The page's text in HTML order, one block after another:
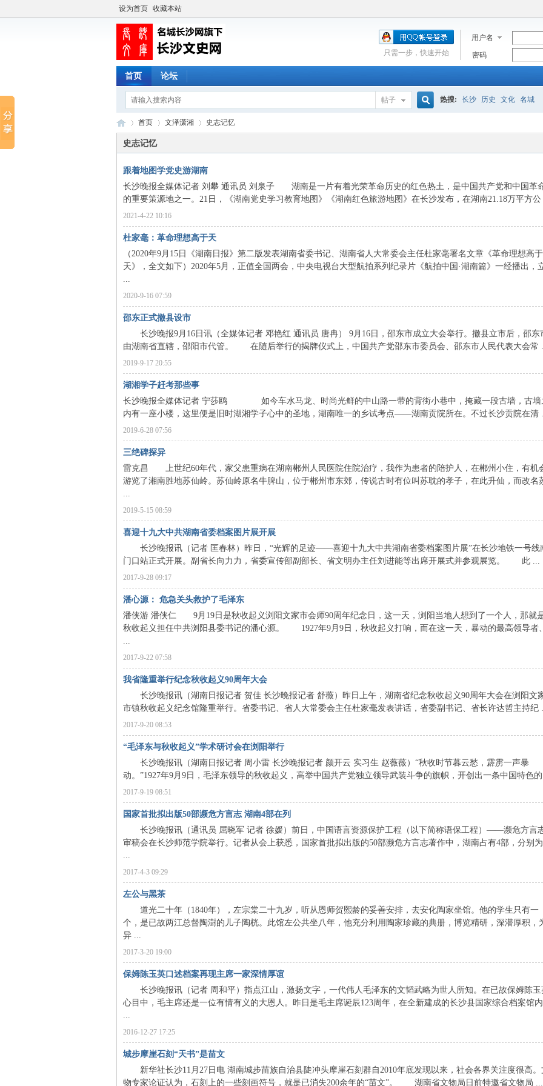
设为首页 收藏本站
用户名
密码
只需一步，快速开始
首页 论坛
帖子 热搜: 长沙 历史 文化 名城
长
沙
›
首页
›
文泽潇湘
›
史志记忆
史志记忆
跟着地图学党史游湖南
长沙晚报全媒体记者 刘攀 通讯员 刘泉子 湖南是一片有着光荣革命历史的红色热土，是中国共产党和中国革
的重要策源地之一。21日，《湖南党史学习教育地图》《湖南红色旅游地图》在长沙发布，在湖南21.18万平方公
2021-4-22 10:16
杜家毫：革命理想高于天
（2020年9月15日《湖南日报》第二版发表湖南省委书记、湖南省人大常委会主任杜家毫署名文章《革命理想高于
天》，全文如下）2020年5月，正值全国两会，中央电视台大型航拍系列纪录片《航拍中国·湖南篇》一经播出，
...
2020-9-16 07:59
邵东正式撤县设市
长沙晚报9月16日讯（全媒体记者 邓艳红 通讯员 唐冉） 9月16日，邵东市成立大会举行。撤县立市后，邵东
由湖南省直辖，邵阳市代管。 在随后举行的揭牌仪式上，中国共产党邵东市委员会、邵东市人民代表大会常
2019-9-17 20:55
湖湘学子赶考那些事
长沙晚报全媒体记者 宁莎鸥 如今车水马龙、时尚光鲜的中山路一带的背街小巷中，掩藏一段古墙，古墙
内有一座小楼，这里便是旧时湖湘学子心中的圣地，湖南唯一的乡试考点——湖南贡院所在。不过长沙贡院在清
2019-6-28 07:56
三绝碑探异
雷克昌 上世纪60年代，家父患重病在湖南郴州人民医院住院治疗，我作为患者的陪护人，在郴州小住，有机
游览了湘南胜地苏仙岭。苏仙岭原名牛脾山，位于郴州市东郊，传说古时有位叫苏耽的孝子，在此升仙，而改名
...
2019-5-15 08:59
喜迎十九大中共湖南省委档案图片展开展
长沙晚报讯（记者 匡春林）昨日，“光辉的足迹——喜迎十九大中共湖南省委档案图片展”在长沙地铁一号线
门口站正式开展。副省长向力力，省委宣传部副部长、省文明办主任刘进能等出席开展式并参观展览。 此 ...
2017-9-28 09:17
潘心源： 危急关头救护了毛泽东
潘侠游 潘侠仁 9月19日是秋收起义浏阳文家市会师90周年纪念日，这一天，浏阳当地人想到了一个人，那就
秋收起义担任中共浏阳县委书记的潘心源。 1927年9月9日，秋收起义打响，而在这一天，暴动的最高领导者、
...
2017-9-22 07:58
我省隆重举行纪念秋收起义90周年大会
长沙晚报讯（湖南日报记者 贺佳 长沙晚报记者 舒薇）昨日上午，湖南省纪念秋收起义90周年大会在浏阳文
市镇秋收起义纪念馆隆重举行。省委书记、省人大常委会主任杜家毫发表讲话，省委副书记、省长许达哲主持纪
2017-9-20 08:53
“毛泽东与秋收起义”学术研讨会在浏阳举行
长沙晚报讯（湖南日报记者 周小雷 长沙晚报记者 颜开云 实习生 赵薇薇）“秋收时节暮云愁，霹雳一声暴
动。”1927年9月9日，毛泽东领导的秋收起义，高举中国共产党独立领导武装斗争的旗帜，开创出一条中国特色
2017-9-19 08:51
国家首批拟出版50部濒危方言志 湖南4部在列
长沙晚报讯（通讯员 屈晓军 记者 徐媛）前日，中国语言资源保护工程（以下简称语保工程）——濒危方言
审稿会在长沙师范学院举行。记者从会上获悉，国家首批拟出版的50部濒危方言志著作中，湖南占有4部，分别为
...
2017-4-3 09:29
左公与黑茶
道光二十年（1840年），左宗棠二十九岁，听从恩师贺熙龄的妥善安排，去安化陶家坐馆。他的学生只有一
个，是已故两江总督陶澍的儿子陶桄。此馆左公共坐八年，他充分利用陶家珍藏的典册，博览精研，深潜厚积，
异 ...
2017-3-20 19:00
保姆陈玉英口述档案再现主席一家深情厚谊
长沙晚报讯（记者 周和平）指点江山，激扬文字，一代伟人毛泽东的文韬武略为世人所知。在已故保姆陈玉
心目中，毛主席还是一位有情有义的大恩人。昨日是毛主席诞辰123周年，在全新建成的长沙县国家综合档案馆内
...
2016-12-27 17:25
城步摩崖石刻“天书”是苗文
新华社长沙11月27日电 湖南城步苗族自治县陡冲头摩崖石刻群自2010年底发现以来，社会各界关注度很高。
物专家论证认为，石刻上的一些刻画符号，就是已消失200余年的“苗文”。 湖南省文物局日前特邀省文物局 ...